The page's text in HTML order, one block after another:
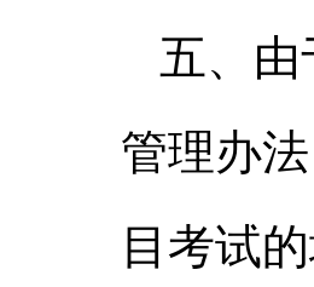
五、
管理办
目考试